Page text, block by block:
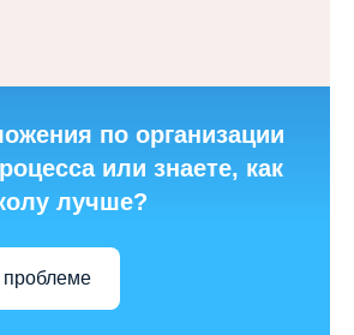
по организации
или знаете, как
лучше?
проблеме